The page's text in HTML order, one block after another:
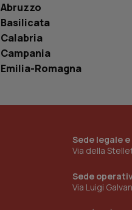
Abruzzo
Basilicata
Calabria
Campania
Emilia-Romagna
Sede legale
Via della
Sede
Via Luigi
__Secure-YNID